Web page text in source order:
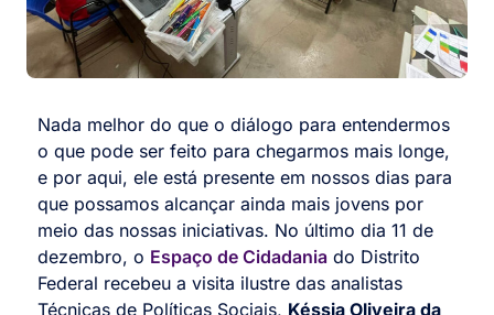
Nada melhor do que o diálogo para entendermos
o que pode ser feito para chegarmos mais longe,
e por aqui, ele está presente em nossos dias para
que possamos alcançar ainda mais jovens por
meio das nossas iniciativas. No último dia 11 de
dezembro, o Espaço de Cidadania do Distrito
Federal recebeu a visita ilustre das analistas
Técnicas de Políticas Sociais, Késsia Oliveira da